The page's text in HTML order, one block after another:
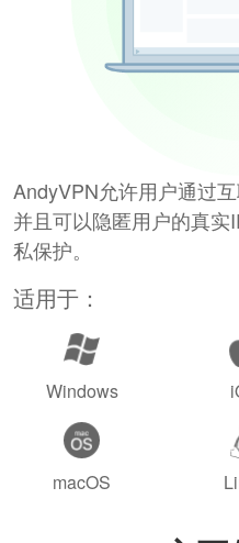
AndyVPN允许用户通过
并且可以隐匿用户的真
私保护。
适用于：
Windows
macOS